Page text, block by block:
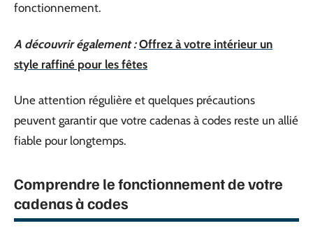
fonctionnement.
A découvrir également : Offrez à votre intérieur un
style raffiné pour les fêtes
Une attention régulière et quelques précautions
peuvent garantir que votre cadenas à codes reste un allié
fiable pour longtemps.
Comprendre le fonctionnement de votre
cadenas à codes